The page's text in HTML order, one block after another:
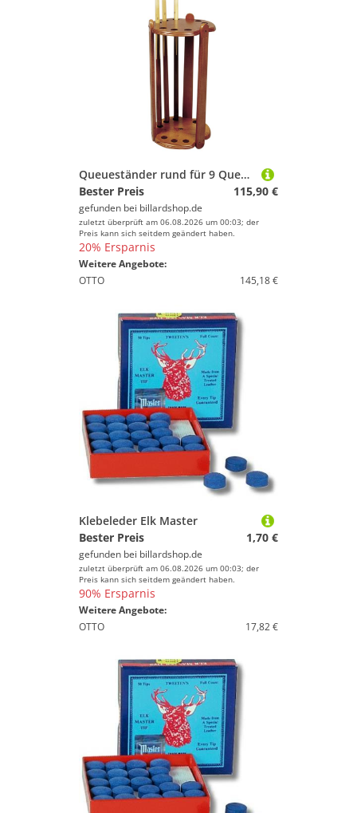
Queueständer rund für 9 Queues braun
Bester Preis
115,90 €
gefunden bei billardshop.de
zuletzt überprüft am 06.08.2026 um 00:03; der
Preis kann sich seitdem geändert haben.
20% Ersparnis
Weitere Angebote:
OTTO
145,18 €
Klebeleder Elk Master
Bester Preis
1,70 €
gefunden bei billardshop.de
zuletzt überprüft am 06.08.2026 um 00:03; der
Preis kann sich seitdem geändert haben.
90% Ersparnis
Weitere Angebote:
OTTO
17,82 €